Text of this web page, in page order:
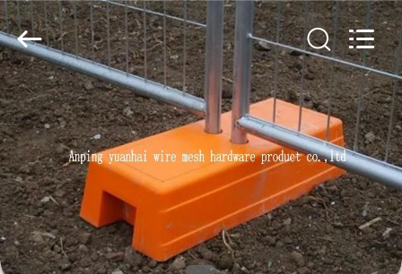
MAISON
PRODUITS
VR
SHOW
Anping
yuanhai
wire
mesh
products
Co.,
Ltd.
All
Rights
Reserved.